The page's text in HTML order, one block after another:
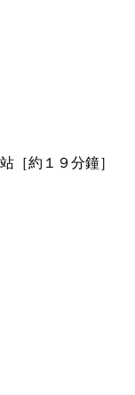
［約１９分鐘］